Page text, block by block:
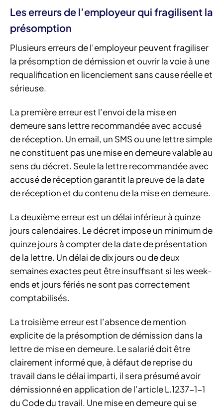
Les erreurs de l’employeur qui fragilisent la
présomption
Plusieurs erreurs de l’employeur peuvent fragiliser
la présomption de démission et ouvrir la voie à une
requalification en licenciement sans cause réelle et
sérieuse.
La première erreur est l’envoi de la mise en
demeure sans lettre recommandée avec accusé
de réception. Un email, un SMS ou une lettre simple
ne constituent pas une mise en demeure valable au
sens du décret. Seule la lettre recommandée avec
accusé de réception garantit la preuve de la date
de réception et du contenu de la mise en demeure.
La deuxième erreur est un délai inférieur à quinze
jours calendaires. Le décret impose un minimum de
quinze jours à compter de la date de présentation
de la lettre. Un délai de dix jours ou de deux
semaines exactes peut être insuffisant si les week-
ends et jours fériés ne sont pas correctement
comptabilisés.
La troisième erreur est l’absence de mention
explicite de la présomption de démission dans la
lettre de mise en demeure. Le salarié doit être
clairement informé que, à défaut de reprise du
travail dans le délai imparti, il sera présumé avoir
démissionné en application de l’article L.1237-1-1
du Code du travail. Une mise en demeure qui se